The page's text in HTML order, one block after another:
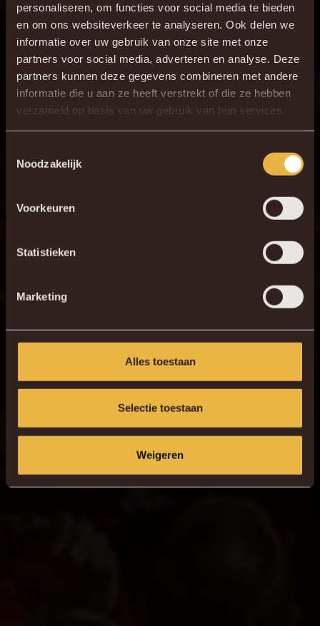
personaliseren, om functies voor social media te bieden
en om ons websiteverkeer te analyseren. Ook delen we
informatie over uw gebruik van onze site met onze
partners voor social media, adverteren en analyse. Deze
partners kunnen deze gegevens combineren met andere
informatie die u aan ze heeft verstrekt of die ze hebben
verzameld op basis van uw gebruik van hun services.
Noodzakelijk
Voorkeuren
Statistieken
Marketing
Alles toestaan
Selectie toestaan
Weigeren
ONZE OPSTELLING
1 G. Coucke
21 B. Bolingoli
30 J. Vanlerberghe
5 S. Walsh
22 Alessio da Cruz
9 J. Ngoy